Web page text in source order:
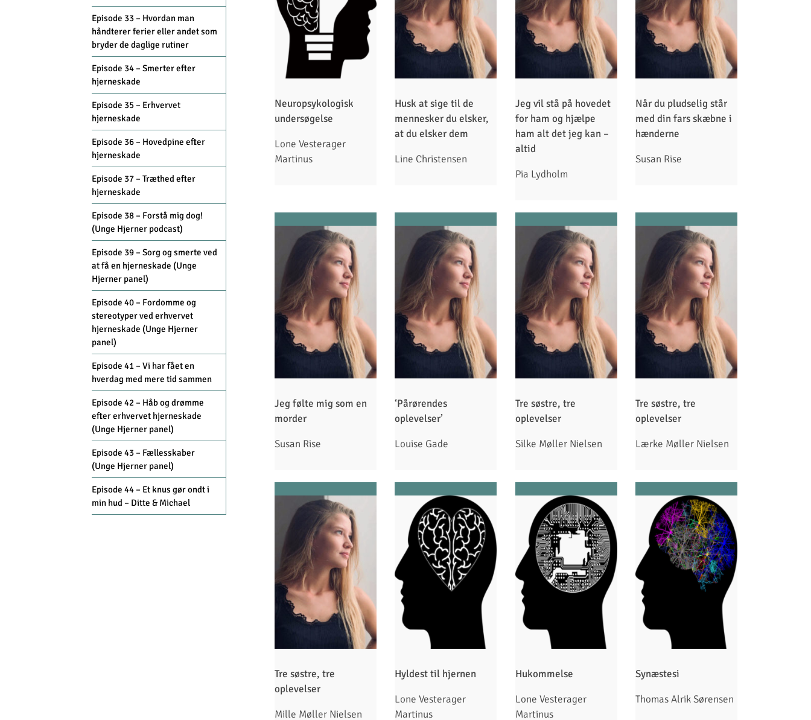
Neuropsykologisk
undersøgelse
Lone Vesterager
Martinus
Husk at sige til de
mennesker du elsker,
at du elsker dem
Line Christensen
Jeg vil stå på hovedet
for ham og hjælpe
ham alt det jeg kan –
altid
Pia Lydholm
Når du pludselig står
med din fars skæbne i
hænderne
Susan Rise
Jeg følte mig som en
morder
Susan Rise
‘Pårørendes
oplevelser’
Louise Gade
Tre søstre, tre
oplevelser
Silke Møller Nielsen
Tre søstre, tre
oplevelser
Lærke Møller Nielsen
Tre søstre, tre
oplevelser
Mille Møller Nielsen
Hyldest til hjernen
Lone Vesterager
Martinus
Hukommelse
Lone Vesterager
Martinus
Synæstesi
Thomas Alrik Sørensen
Episode 33 – Hvordan man
håndterer ferier eller andet som
bryder de daglige rutiner
Episode 34 – Smerter efter
hjerneskade
Episode 35 – Erhvervet
hjerneskade
Episode 36 – Hovedpine efter
hjerneskade
Episode 37 – Træthed efter
hjerneskade
Episode 38 – Forstå mig dog!
(Unge Hjerner podcast)
Episode 39 – Sorg og smerte ved
at få en hjerneskade (Unge
Hjerner panel)
Episode 40 – Fordomme og
stereotyper ved erhvervet
hjerneskade (Unge Hjerner
panel)
Episode 41 – Vi har fået en
hverdag med mere tid sammen
Episode 42 – Håb og drømme
efter erhvervet hjerneskade
(Unge Hjerner panel)
Episode 43 – Fællesskaber
(Unge Hjerner panel)
Episode 44 – Et knus gør ondt i
min hud – Ditte & Michael